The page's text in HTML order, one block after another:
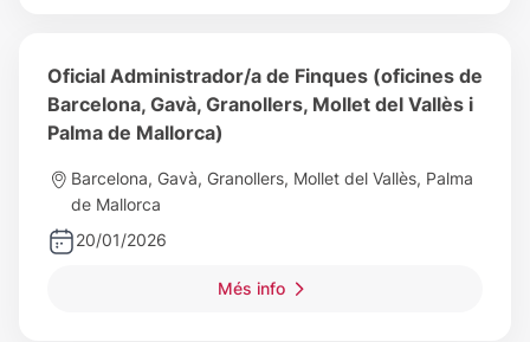
Oficial Administrador/a de Finques (oficines de
Barcelona, Gavà, Granollers, Mollet del Vallès i
Palma de Mallorca)
Barcelona, Gavà, Granollers, Mollet del Vallès, Palma
de Mallorca
20/01/2026
Més info